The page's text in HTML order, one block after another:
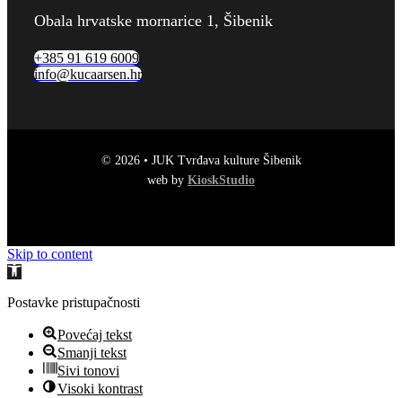
Obala hrvatske mornarice 1, Šibenik
+385 91 619 6009
info@kucaarsen.hr
© 2026 • JUK Tvrđava kulture Šibenik
web by KioskStudio
Skip to content
Open
Postavke pristupačnosti
Povećaj tekst
Smanji tekst
Sivi tonovi
Visoki kontrast